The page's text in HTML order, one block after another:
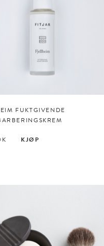
FUKTGIVENDE
KJØP